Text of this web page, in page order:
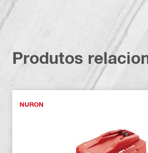
Produtos
NURON